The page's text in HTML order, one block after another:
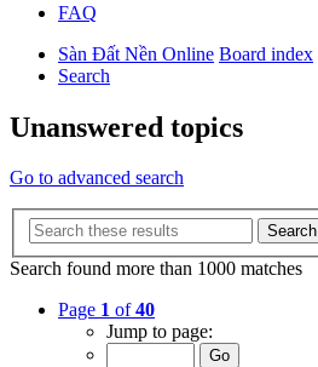
FAQ
Sàn Đất Nền Online Board index
Search
Unanswered topics
Go to advanced search
Search
Search found more than 1000 matches
Page 1 of40
Jump to page: